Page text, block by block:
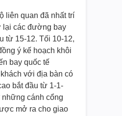
liên quan đã nhất trí
lại các đường bay
từ 15-12. Tối 10-12,
ý kế hoạch khôi
bay quốc tế
với địa bàn có
bắt đầu từ 1-1-
cánh cổng
mở ra cho giao